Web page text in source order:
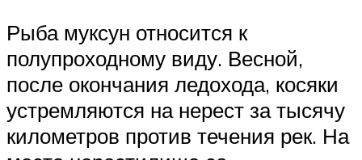
Рыба муксун относится к
полупроходному виду. Весной,
после окончания ледохода, косяки
устремляются на нерест за тысячу
километров против течения рек. На